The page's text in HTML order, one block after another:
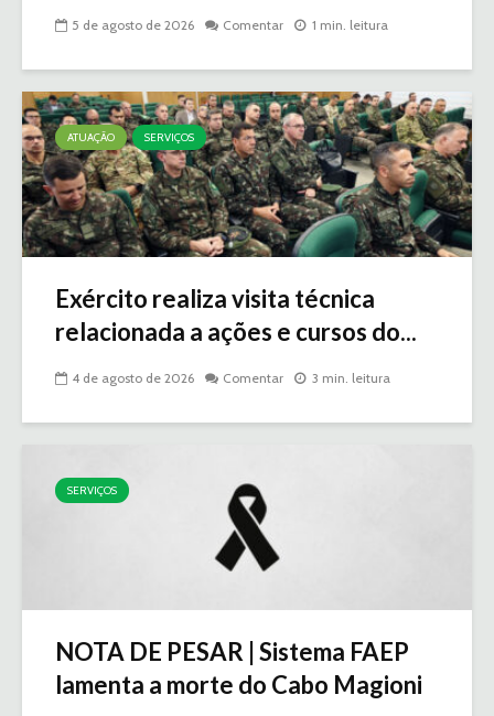
5 de agosto de 2026 Comentar 1 min. leitura
ATUAÇÃO SERVIÇOS
Exército realiza visita técnica
relacionada a ações e cursos do...
4 de agosto de 2026 Comentar 3 min. leitura
SERVIÇOS
NOTA DE PESAR | Sistema FAEP
lamenta a morte do Cabo Magioni